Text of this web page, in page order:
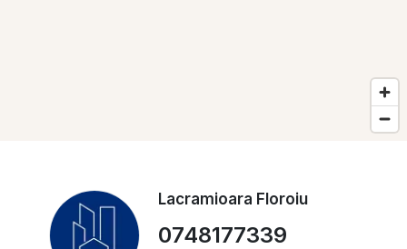
Lacramioara Floroiu
0748177339